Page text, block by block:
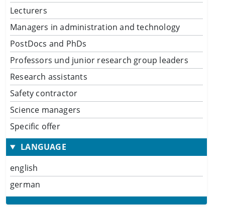
Lecturers
Managers in administration and technology
PostDocs and PhDs
Professors und junior research group leaders
Research assistants
Safety contractor
Science managers
Specific offer
LANGUAGE
english
german